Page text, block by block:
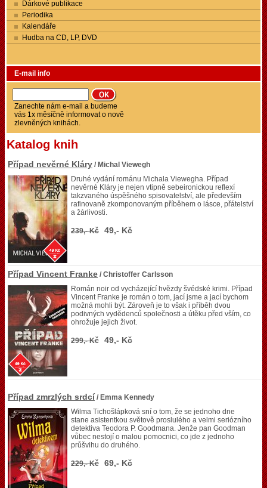
Dárkové publikace
Periodika
Kalendáře
Hudba na CD, LP, DVD
E-mail info
Zanechte nám e-mail a budeme
vás 1x měsíčně informovat o nově
zlevněných knihách.
Katalog knih
Případ nevěrné Kláry / Michal Viewegh
Druhé vydání románu Michala Viewegha. Případ
nevěrné Kláry je nejen vtipně sebeironickou reflexí
takzvaného úspěšného spisovatelství, ale především
rafinovaně zkomponovaným příběhem o lásce, přátelství
a žárlivosti.
239,- Kč 49,- Kč
Případ Vincent Franke / Christoffer Carlsson
Román noir od vycházející hvězdy švédské krimi. Případ
Vincent Franke je román o tom, jací jsme a jací bychom
možná mohli být. Zároveň je to však i příběh dvou
podivných vydědenců společnosti a útěku před vším, co
ohrožuje jejich život.
299,- Kč 49,- Kč
Případ zmrzlých srdcí / Emma Kennedy
Wilma Tichošlápková sní o tom, že se jednoho dne
stane asistentkou světově proslulého a velmi seriózního
detektiva Teodora P. Goodmana. Jenže pan Goodman
vůbec nestojí o malou pomocnici, co jde z jednoho
průšvihu do druhého.
229,- Kč 69,- Kč